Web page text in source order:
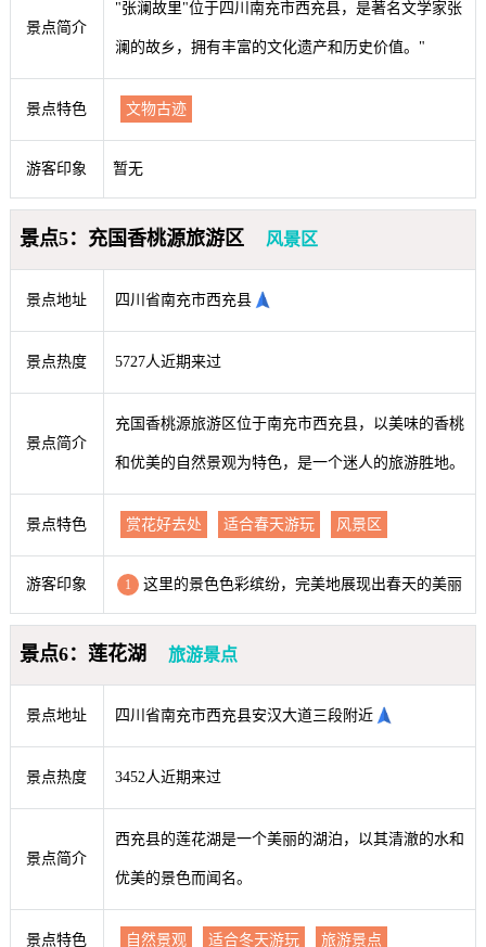
景点简介
"张澜故里"位于四川南充市西充县，是著名文学家张
澜的故乡，拥有丰富的文化遗产和历史价值。"
景点特色 文物古迹
游客印象 暂无
景点5：充国香桃源旅游区 风景区
景点地址 四川省南充市西充县
景点热度 5727人近期来过
景点简介
充国香桃源旅游区位于南充市西充县，以美味的香桃
和优美的自然景观为特色，是一个迷人的旅游胜地。
景点特色 赏花好去处 适合春天游玩 风景区
游客印象 1 这里的景色色彩缤纷，完美地展现出春天的美丽
景点6：莲花湖 旅游景点
景点地址 四川省南充市西充县安汉大道三段附近
景点热度 3452人近期来过
景点简介
西充县的莲花湖是一个美丽的湖泊，以其清澈的水和
优美的景色而闻名。
景点特色 自然景观 适合冬天游玩 旅游景点